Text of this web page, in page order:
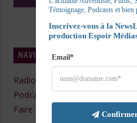
NAVIGATE
Radio Live
Podcasts
Faire un Don
Témoignage, Podcasts et bien
Inscrivez-vous à la
production Espoir
Email*